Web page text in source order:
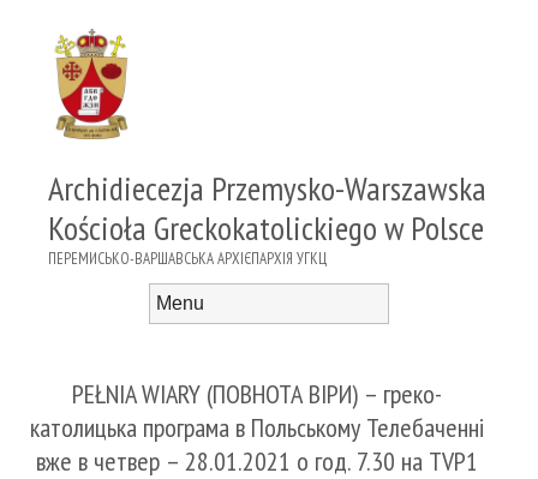
Archidiecezja Przemysko-Warszawska
Kościoła Greckokatolickiego w Polsce
ПЕРЕМИСЬКО-ВАРШАВСЬКА АРХІЄПАРХІЯ УГКЦ
PEŁNIA WIARY (ПОВНОТА ВІРИ) – греко-
католицька програма в Польському Телебаченні
вже в четвер – 28.01.2021 о год. 7.30 на TVP1